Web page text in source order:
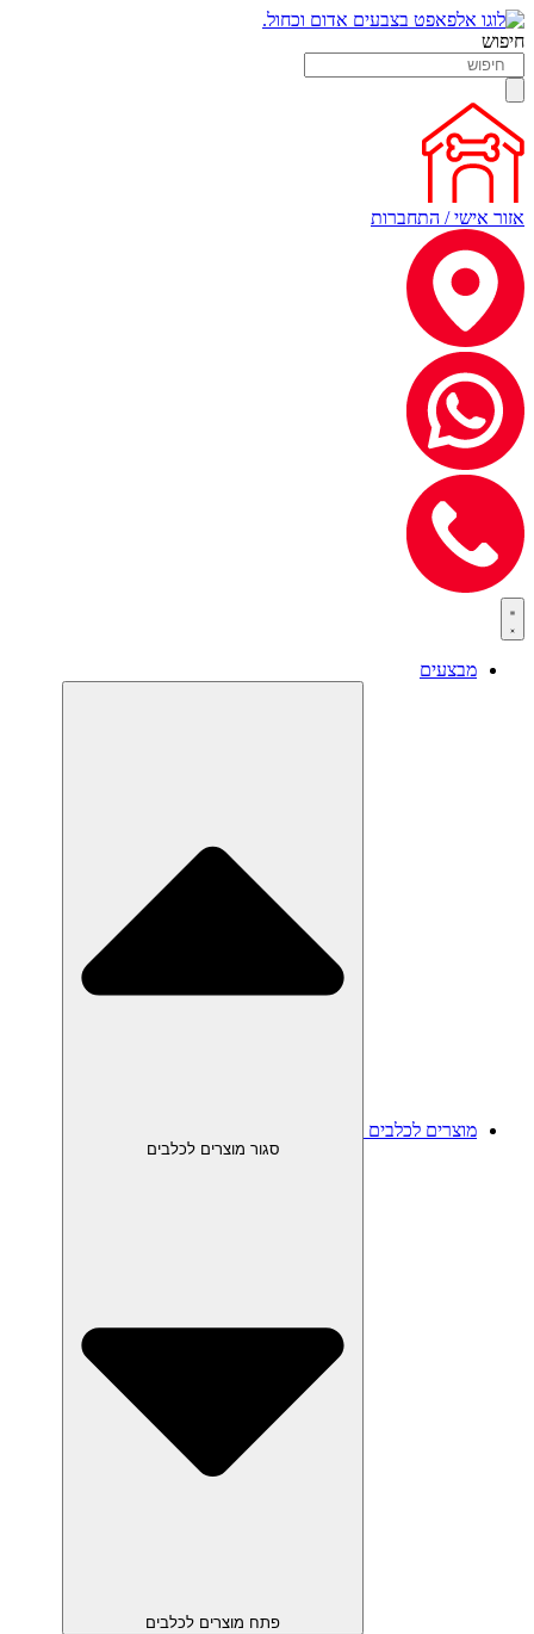
חיפוש
אזור אישי / התחברות
מבצעים
מוצרים לכלבים
סגור מוצרים לכלבים
פתח מוצרים לכלבים